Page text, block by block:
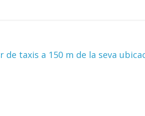
de taxis a 150 m de la seva